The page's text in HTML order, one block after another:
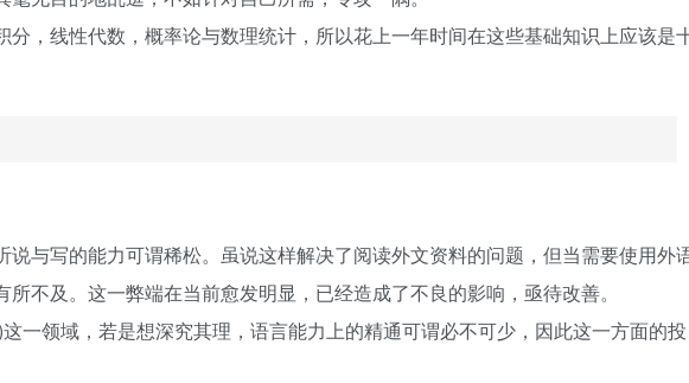
分，线性代数，概率论与数理统计，所以花上一年时间在这些基础知识上应该是
说与写的能力可谓稀松。虽说这样解决了阅读外文资料的问题，但当需要使用外
不及。这一弊端在当前愈发明显，已经造成了不良的影响，亟待改善。
一领域，若是想深究其理，语言能力上的精通可谓必不可少，因此这一方面的投